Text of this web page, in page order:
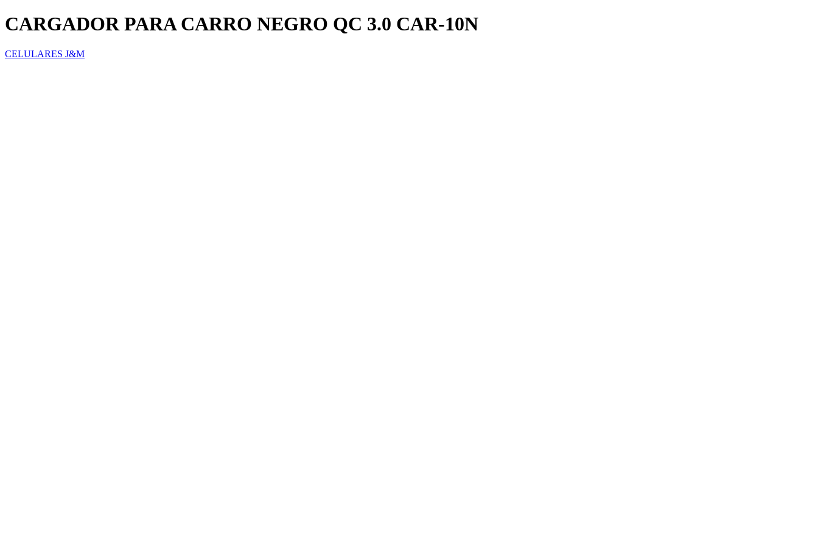
CARGADOR PARA CARRO NEGRO QC 3.0 CAR-10N
CELULARES J&M